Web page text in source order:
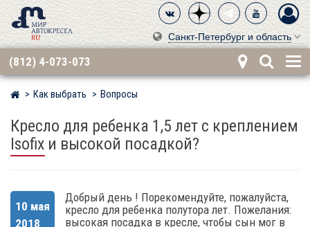
Санкт-Петербург и область
(812) 4-073-073
Мир детских автокресел
Как выбрать Вопросы
Кресло для ребенка 1,5 лет с креплением
Isofix и высокой посадкой?
10 мая
2018
Добрый день ! Порекомендуйте, пожалуйста,
кресло для ребенка полутора лет. Пожелания:
высокая посадка в кресле, чтобы сын мог в